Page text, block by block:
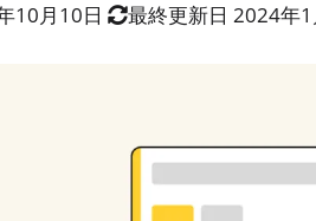
10月10日 最終更新日 2024年1